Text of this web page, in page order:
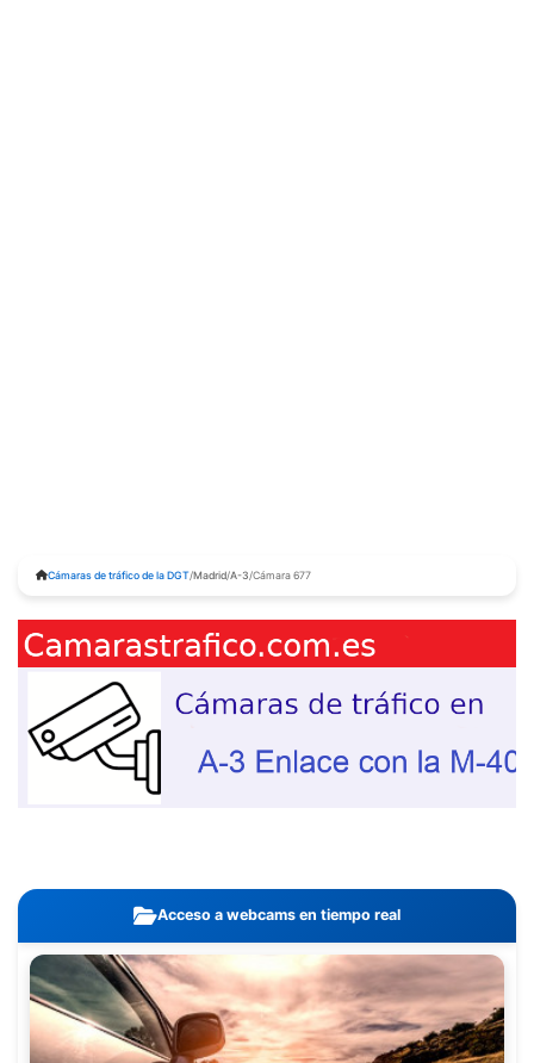
Cámaras de tráfico de la DGT/Madrid/A-3 /Cámara 677
Acceso a webcams en tiempo real